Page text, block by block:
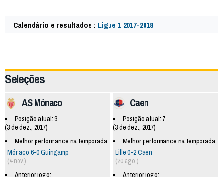
Calendário e resultados : Ligue 1 2017-2018
Seleções
Caen
Posição atual: 7
(3 de dez., 2017)
Melhor performance na temporada:
Lille 0-2 Caen
(20 ago.)
Anterior jogo:
AS Mónaco
Posição atual: 3
(3 de dez., 2017)
Melhor performance na temporada:
Mónaco 6-0 Guingamp
(4 nov.)
Anterior jogo: